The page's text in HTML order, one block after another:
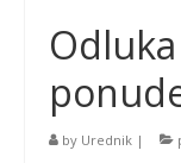
by Urednik |